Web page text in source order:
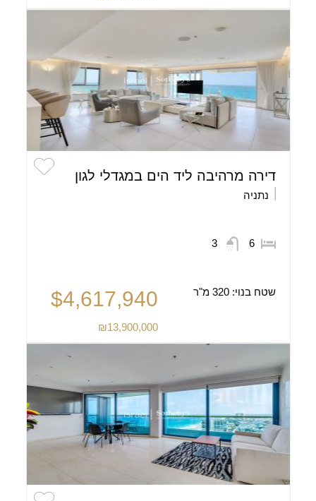
דירה מרהיבה ליד הים במגדלי לגון
נתניה
6
3
שטח בנוי:320 מ"ר $4,617,940
₪13,900,000